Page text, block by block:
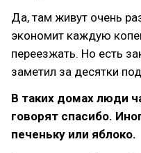
Да, там живут очень
экономит каждую
переезжать. Но есть
заметил за десятки
В таких домах люди
говорят спасибо.
печеньку или яблоко.